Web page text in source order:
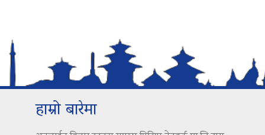
हाम्रो बारेमा